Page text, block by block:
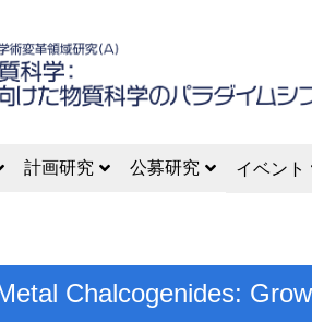
計画研究 公募研究 イベント
Chalcogenides: